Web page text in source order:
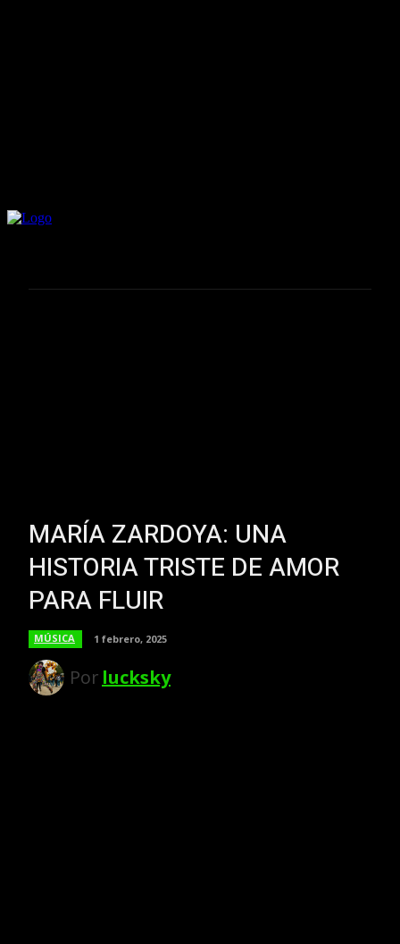
MARÍA ZARDOYA: UNA
HISTORIA TRISTE DE AMOR
PARA FLUIR
MÚSICA 1 febrero, 2025
Por lucksky